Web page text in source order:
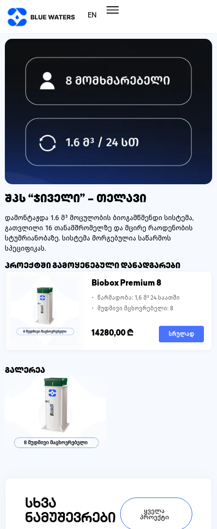
EN
შპს “ჯიველი” – თელავი
დამონტაჟდა 1.6 მ³ მოცულობის ბიოგამწმენდი სისტემა,
გათვლილი 16 თანამშრომელზე და მცირე რაოდენობის
სტუმრიანობაზე. სისტემა მორგებულია საწარმოს
სპეციფიკას.
პროექტში გამოყენებული დანადგარები
Biobox Premium 8
წარმადობა: 1,6 მ³ 24 საათში
მუდმივი მცხოვრებელი: 8
14280,00₾ სრულად
გალერეა
სხვა
ნამუშევრები
ყველა
პროექტი